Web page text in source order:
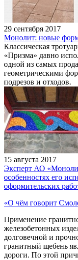
29 сентября 2017
Монолит: новые
Классическая
«Призма» давно
одной из самых
геометрическими
подрезов и отходов.
15 августа 2017
Эксперт АО
особенностях его
оформительских
«О чём говорит
Применение
железобетонных
долговечной и
гранитный щебень
дороги. По этой